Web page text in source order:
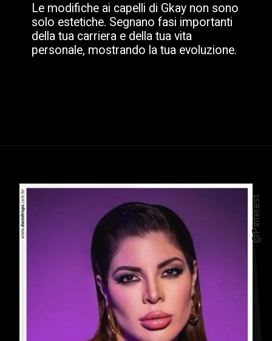
Le modifiche ai capelli di Gkay non sono
solo estetiche. Segnano fasi importanti
della tua carriera e della tua vita
personale, mostrando la tua evoluzione.
@Pinterest